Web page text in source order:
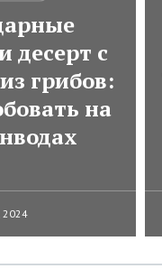
десерт с
грибов:
на
2024